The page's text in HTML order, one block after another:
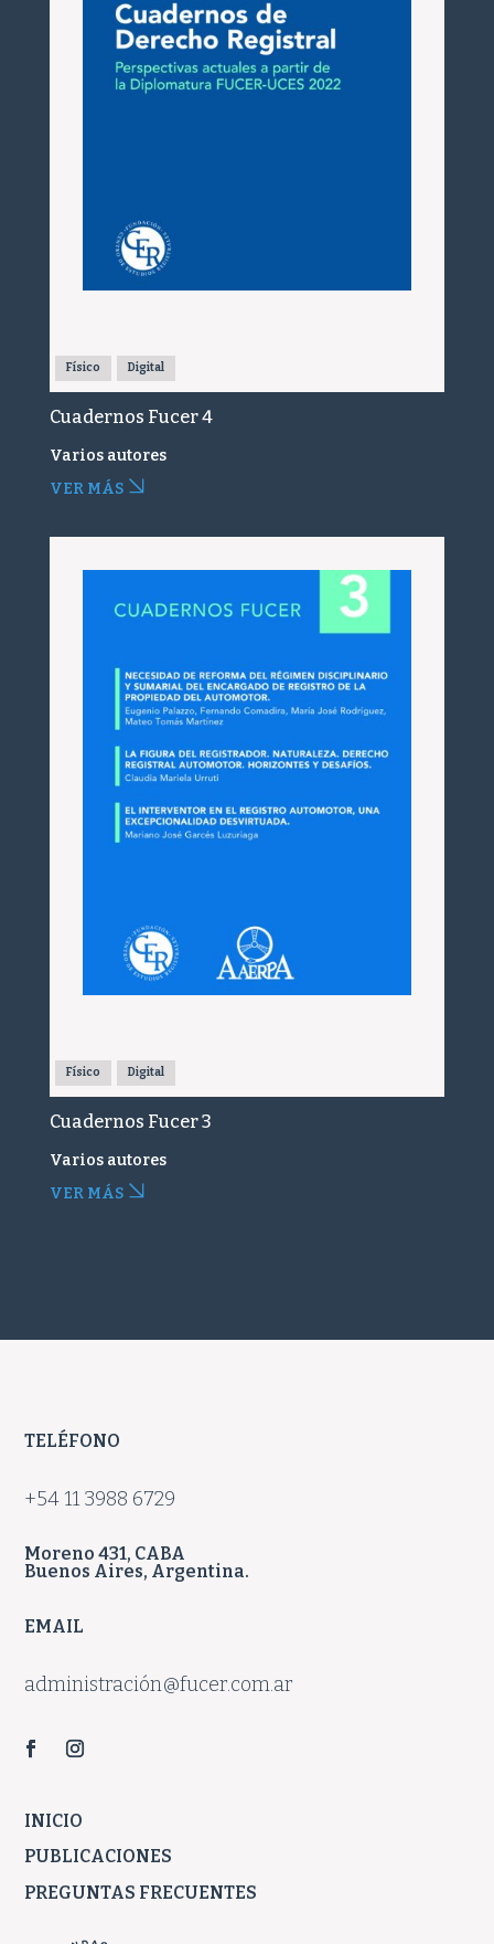
Físico Digital
Cuadernos Fucer 4
Varios autores
VER MÁS
Físico Digital
Cuadernos Fucer 3
Varios autores
VER MÁS
TELÉFONO
+54 11 3988 6729
Moreno 431, CABA
Buenos Aires, Argentina.
EMAIL
administración@fucer.com.ar
INICIO
PUBLICACIONES
PREGUNTAS FRECUENTES